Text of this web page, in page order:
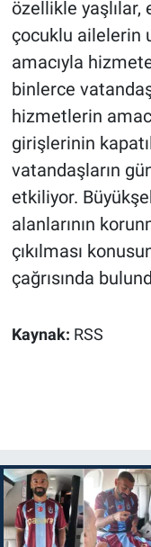
özellikle
çocuklu ailelerin
amacıyla
binlerce
hizmetlerin
girişlerinin
vatandaşların
etkiliyor.
alanlarının
çıkılması
çağrısında
Kaynak: RSS